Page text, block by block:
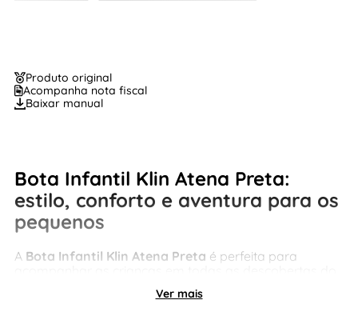
Produto original
Acompanha nota fiscal
Baixar manual
Bota Infantil Klin Atena Preta:
estilo, conforto e aventura para os
pequenos
A Bota Infantil Klin Atena Preta é perfeita para
personalidade e estrutura leve, esse modelo oferece o
Ver mais